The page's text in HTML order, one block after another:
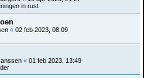
in rust
« 02 feb 2023, 08:09
« 01 feb 2023, 13:49